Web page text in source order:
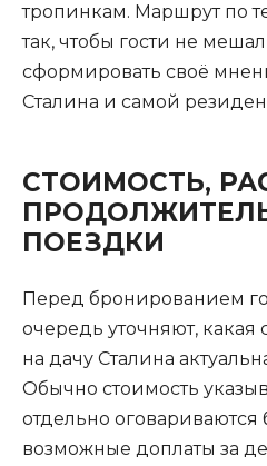
тропинкам. Маршрут по
так, чтобы гости не
сформировать своё
Сталина и самой
СТОИМОСТЬ,
ПОЕЗДКИ
Перед бронированием
очередь уточняют, какая
на дачу Сталина
Обычно стоимость
отдельно оговариваются
возможные доплаты за